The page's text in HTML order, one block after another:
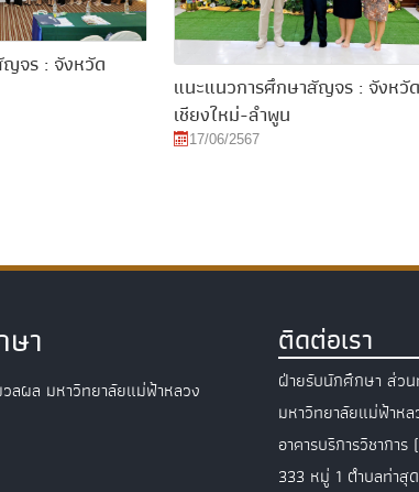
จร : จังหวัด
แนะแนวการศึกษาสัญจร : จังหวัด
เชียงใหม่-ลำพูน
17/06/2567
า
ลผล มหาวิทยาลัยแม่ฟ้าหลวง
ติดต่อเรา
ฝ่ายรับนักศึกษา ส่วน
มหาวิทยาลัยแม่ฟ้าหล
อาคารบริการวิชากา
333 หมู่ 1 ตำบลท่าสุ